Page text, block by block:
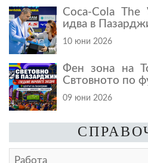
Coca-Cola
идва в
10 юни 2026
Фен зона на
Свтовното по
09 юни 2026
Работа